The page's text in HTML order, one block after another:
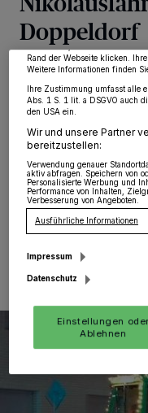
Doppeldorf
Gustorf/Gindorf·
Schlepperfreunde
Aktions-Tour „Ein
erfolgreichen
4. Dezember, die
gehen.
04.12.2021 , 08:00 Uhr
Zwecke. Wenn Tracker
möglicherweise nicht mehr so
wieder aufrufen, um Ihre
widerrufen, indem Sie auf den
Rand der Webseite klicken.
Weitere Informationen finden
Ihre Zustimmung umfasst
Abs. 1 S. 1 lit. a DSGVO auch
den USA ein.
Wir und unsere Partner
bereitzustellen:
Verwendung genauer
aktiv abfragen. Speichern von
Personalisierte Werbung und
Performance von Inhalten,
Verbesserung von Angeboten.
Ausführliche Informationen
Impressum
Datenschutz
Einstellungen oder
Ablehnen